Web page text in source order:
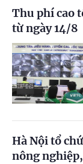
Thu phí cao
từ ngày 14/8
Hà Nội tổ
nông nghiệp,